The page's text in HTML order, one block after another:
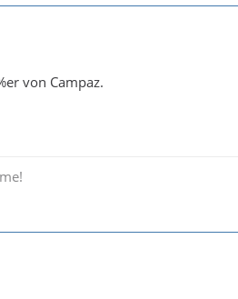
von Campaz.